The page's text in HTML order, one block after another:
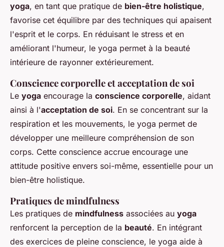
yoga, en tant que pratique de bien-être holistique,
favorise cet équilibre par des techniques qui apaisent
l'esprit et le corps. En réduisant le stress et en
améliorant l'humeur, le yoga permet à la beauté
intérieure de rayonner extérieurement.
Conscience corporelle et acceptation de soi
Le yoga encourage la conscience corporelle, aidant
ainsi à l'acceptation de soi. En se concentrant sur la
respiration et les mouvements, le yoga permet de
développer une meilleure compréhension de son
corps. Cette conscience accrue encourage une
attitude positive envers soi-même, essentielle pour un
bien-être holistique.
Pratiques de mindfulness
Les pratiques de mindfulness associées au yoga
renforcent la perception de la beauté. En intégrant
des exercices de pleine conscience, le yoga aide à